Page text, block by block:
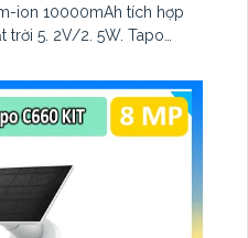
ion 10000mAh tích hợp
trời 5. 2V/2. 5W. Tapo
15 m